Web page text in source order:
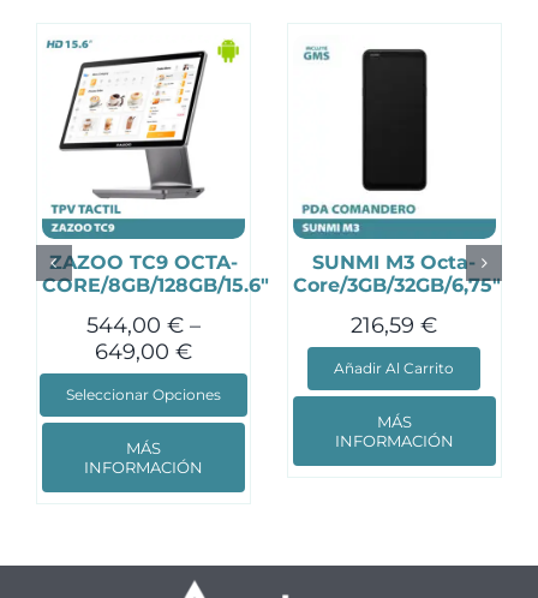
ZAZOO TC9 OCTA-
CORE/8GB/128GB/15.6″
544,00 €–
649,00 €
Seleccionar Opciones
Este
producto
tiene
múltiples
variantes.
pueden
MÁS
INFORMACIÓN
SUNMI M3 Octa-
Core/3GB/32GB/6,75″
216,59€
Añadir Al Carrito
MÁS
INFORMACIÓN